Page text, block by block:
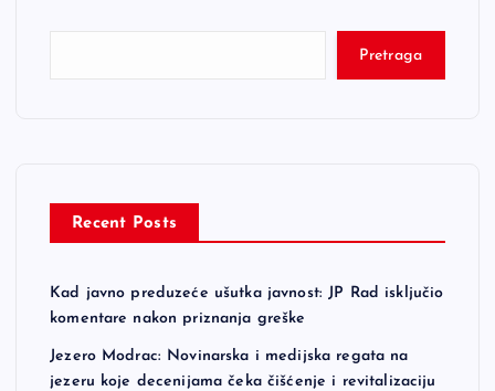
Pretraga
Recent Posts
Kad javno preduzeće ušutka javnost: JP Rad isključio
komentare nakon priznanja greške
Jezero Modrac: Novinarska i medijska regata na
jezeru koje decenijama čeka čišćenje i revitalizaciju